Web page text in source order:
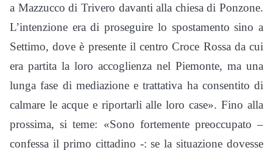
a Mazzucco di Trivero davanti alla chiesa di Ponzone.
L’intenzione era di proseguire lo spostamento sino a
Settimo, dove è presente il centro Croce Rossa da cui
era partita la loro accoglienza nel Piemonte, ma una
lunga fase di mediazione e trattativa ha consentito di
calmare le acque e riportarli alle loro case». Fino alla
prossima, si teme: «Sono fortemente preoccupato –
confessa il primo cittadino -: se la situazione dovesse